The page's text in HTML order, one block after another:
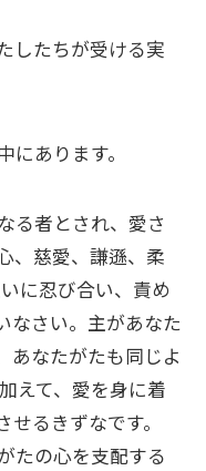
したちが受ける実
あります。
る者とされ、愛さ
、慈愛、謙遜、柔
に忍び合い、責め
なさい。主があなた
あなたがたも同じよ
えて、愛を身に着
るきずなです。
たの心を支配する